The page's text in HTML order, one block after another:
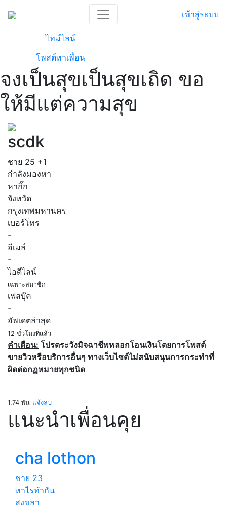
เข้าสู่ระบบ
ไทม์ไลน์
โพสต์หาเพื่อน
จงเป็นสุขเป็นสุขเถิด ขอ
ให้มีแต่ความสุข
scdk
ชาย 25 +1
กำลังมองหา
หากิ๊ก
จังหวัด
กรุงเทพมหานคร
เบอร์โทร
-
อีเมล์
-
ไอดีไลน์
เฉพาะสมาชิก
เฟสบุ๊ค
-
อัพเดตล่าสุด
12 ชั่วโมงที่แล้ว
คำเตือน: โปรดระวังมิจฉาชีพหลอกโอนเงินโดยการโพสต์
ขายวิวหรือบริการอื่นๆ ทางเว็บไซต์ไม่สนับสนุนการกระทำที่
ผิดต่อกฏหมายทุกชนิด
1.74 พัน แจ้งลบ
แนะนำเพื่อนคุย
cha lothon
ชาย 23
หาไรทำกัน
สงขลา